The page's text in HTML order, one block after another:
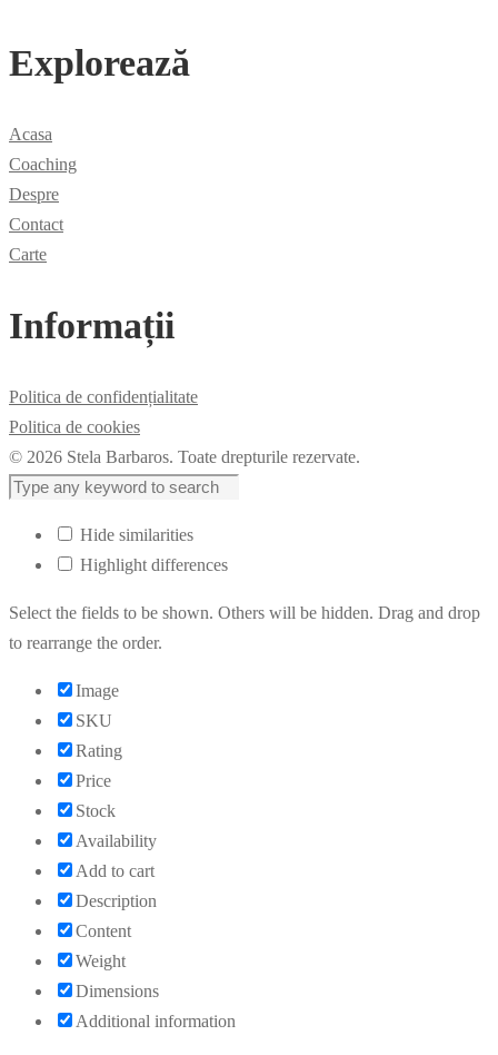
Explorează
Acasa
Coaching
Despre
Contact
Carte
Informații
Politica de confidențialitate
Politica de cookies
© 2026 Stela Barbaros. Toate drepturile rezervate.
Hide similarities
Highlight differences
Select the fields to be shown. Others will be hidden. Drag and drop
to rearrange the order.
Image
SKU
Rating
Price
Stock
Availability
Add to cart
Description
Content
Weight
Dimensions
Additional information